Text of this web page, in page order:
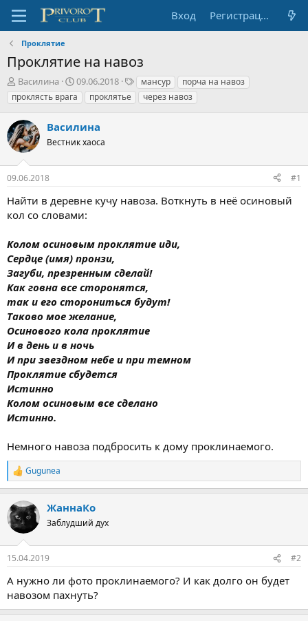
Вход Регистрация
Проклятие
Проклятие на навоз
А
в
т
о
р
т
е
м
ы
Василина
Д
а
т
н
а
а
09.06.2018
Т
е
г
мансур
порча на навоз
проклясть врага
проклятье через навоз
Василина
Вестник хаоса
09.06.2018 #1
Найти в деревне кучу навоза. Воткнуть в неё осиновый
кол со словами:
Колом осиновым проклятие иди,
Сердце (имя) пронзи,
Загуби, презренным сделай!
Как говна все сторонятся,
так и его сторониться будут!
Таково мое желание,
Осинового кола проклятие
И в день и в ночь
И при звездном небе и при темном
Проклятие сбудется
Истинно
Колом осиновым все сделано
Истинно.
Немного навоза подбросить к дому проклинаемого.
Р
е
к
ц
и
Gugunea
ЖаннаКо
Заблудший дух
15.04.2019 #2
А нужно ли фото проклинаемого? И как долго он будет
навозом пахнуть?